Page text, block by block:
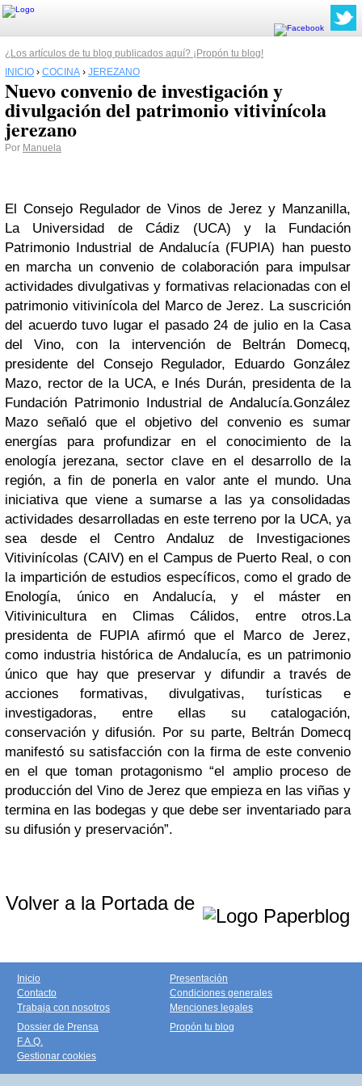
¿Los artículos de tu blog publicados aquí? ¡Propón tu blog!
INICIO › COCINA › JEREZANO
Nuevo convenio de investigación y
divulgación del patrimonio vitivinícola
jerezano
Por Manuela
El Consejo Regulador de Vinos de Jerez y Manzanilla,
La Universidad de Cádiz (UCA) y la Fundación
Patrimonio Industrial de Andalucía (FUPIA) han puesto
en marcha un convenio de colaboración para impulsar
actividades divulgativas y formativas relacionadas con el
patrimonio vitivinícola del Marco de Jerez. La suscrición
del acuerdo tuvo lugar el pasado 24 de julio en la Casa
del Vino, con la intervención de Beltrán Domecq,
presidente del Consejo Regulador, Eduardo González
Mazo, rector de la UCA, e Inés Durán, presidenta de la
Fundación Patrimonio Industrial de Andalucía.González
Mazo señaló que el objetivo del convenio es sumar
energías para profundizar en el conocimiento de la
enología jerezana, sector clave en el desarrollo de la
región, a fin de ponerla en valor ante el mundo. Una
iniciativa que viene a sumarse a las ya consolidadas
actividades desarrolladas en este terreno por la UCA, ya
sea desde el Centro Andaluz de Investigaciones
Vitivinícolas (CAIV) en el Campus de Puerto Real, o con
la impartición de estudios específicos, como el grado de
Enología, único en Andalucía, y el máster en
Vitivinicultura en Climas Cálidos, entre otros.La
presidenta de FUPIA afirmó que el Marco de Jerez,
como industria histórica de Andalucía, es un patrimonio
único que hay que preservar y difundir a través de
acciones formativas, divulgativas, turísticas e
investigadoras, entre ellas su catalogación,
conservación y difusión. Por su parte, Beltrán Domecq
manifestó su satisfacción con la firma de este convenio
en el que toman protagonismo “el amplio proceso de
producción del Vino de Jerez que empieza en las viñas y
termina en las bodegas y que debe ser inventariado para
su difusión y preservación”.
Volver a la Portada de
Inicio
Contacto
Trabaja con nosotros
Presentación
Condiciones generales
Menciones legales
Dossier de Prensa
F.A.Q.
Gestionar cookies
Propón tu blog